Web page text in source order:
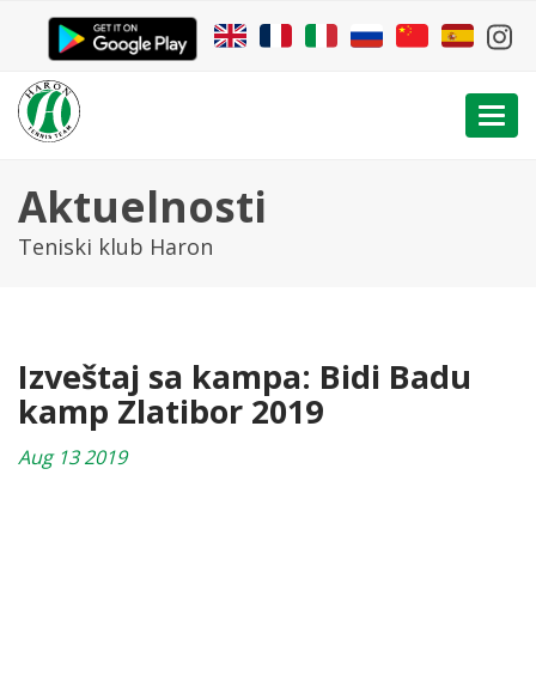
Aktuelnosti
Teniski klub Haron
Izveštaj sa kampa: Bidi Badu
kamp Zlatibor 2019
Aug 13 2019